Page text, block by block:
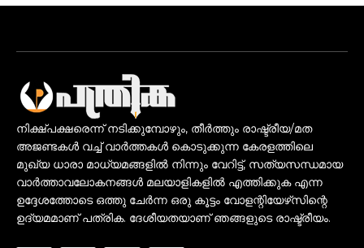
നിക്ഷ്പക്ഷരെന്ന് നടിക്കുമ്പോഴും, തീർത്തും രാഷ്ട്രീയ/മത
അജണ്ടകൾ വച്ച് വാർത്തകൾ കൊടുക്കുന്ന കേരളത്തിലെ
മുഖ്യ ധാരാ മാധ്യമങ്ങളിൽ നിന്നും വേറിട്ട്, സത്യസന്ധമായ
വാർത്താവലോകനങ്ങൾ മലയാളികളിൽ എത്തിക്കുക എന്ന
ഉദ്ദേശത്തോടെ ഒത്തു ചേർന്ന ഒരു കൂട്ടം വോളന്റിയേഴ്‌സിന്റെ
ഉദ്യമമാണ് പത്രിക. ദേശീയതയാണ് ഞങ്ങളുടെ രാഷ്ട്രീയം.